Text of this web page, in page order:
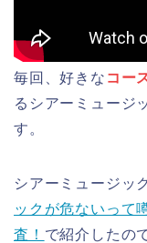
毎回、好きな コー
るシアーミュージ
す。
シアーミュージッ
ックが危ないって
査！ で紹介したの